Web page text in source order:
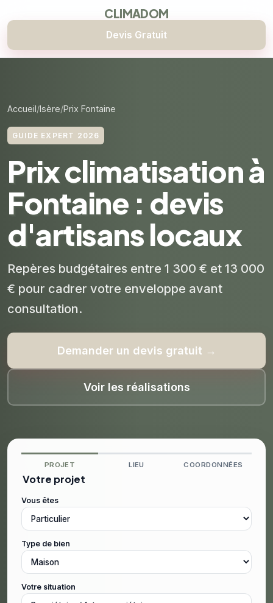
CLIMADOM
Devis Gratuit
Accueil Isère Prix Fontaine
GUIDE EXPERT 2026
Prix climatisation à
Fontaine : devis
d'artisans locaux
Repères budgétaires entre 1 300 € et 13 000
€ pour cadrer votre enveloppe avant
consultation.
Demander un devis gratuit →
Voir les réalisations
PROJET LIEU COORDONNÉES
Votre projet
Vous êtes
Type de bien
Votre situation